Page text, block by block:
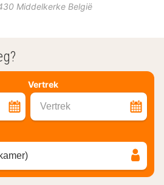
Middelkerke België
Vertrek
Vertrek